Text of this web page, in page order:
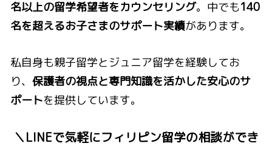
名以上の留学希望者をカウンセリング。中でも140
名を超えるお子さまのサポート実績があります。
私自身も親子留学とジュニア留学を経験してお
り、保護者の視点と専門知識を活かした安心のサ
ポートを提供しています。
＼LINEで気軽にフィリピン留学の相談ができ